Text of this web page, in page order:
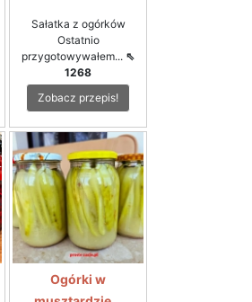
Sałatka z ogórków
Ostatnio
przygotowywałem... ⇖
1268
Zobacz przepis!
Ogórki w